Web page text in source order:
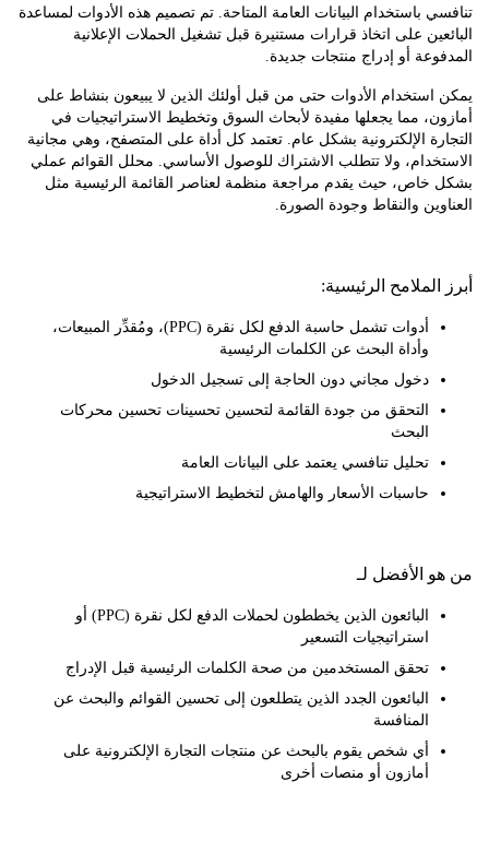
باستخدام البيانات العامة المتاحة. تم تصميم هذه الأدوات لمساعدة
على اتخاذ قرارات مستنيرة قبل تشغيل الحملات الإعلانية
أو إدراج منتجات جديدة.
الأدوات حتى من قبل أولئك الذين لا يبيعون بنشاط على
مما يجعلها مفيدة لأبحاث السوق وتخطيط الاستراتيجيات في
الإلكترونية بشكل عام. تعتمد كل أداة على المتصفح، وهي مجانية
ولا تتطلب الاشتراك للوصول الأساسي. محلل القوائم عملي
حيث يقدم مراجعة منظمة لعناصر القائمة الرئيسية مثل
والنقاط وجودة الصورة.
الرئيسية:
أدوات تشمل حاسبة الدفع لكل نقرة (PPC)، ومُقدِّر المبيعات،
وأداة البحث عن الكلمات الرئيسية
دخول مجاني دون الحاجة إلى تسجيل الدخول
التحقق من جودة القائمة لتحسين تحسينات تحسين محركات
تحليل تنافسي يعتمد على البيانات العامة
حاسبات الأسعار والهامش لتخطيط الاستراتيجية
الأفضل لـ
البائعون الذين يخططون لحملات الدفع لكل نقرة (PPC) أو
استراتيجيات التسعير
تحقق المستخدمين من صحة الكلمات الرئيسية قبل الإدراج
البائعون الجدد الذين يتطلعون إلى تحسين القوائم والبحث عن
أي شخص يقوم بالبحث عن منتجات التجارة الإلكترونية على
أمازون أو منصات أخرى